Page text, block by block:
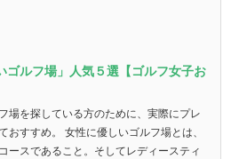
ゴルフ場」人気５選【ゴルフ女子お
場を探している方のために、実際にプレ
おすすめ。 女性に優しいゴルフ場とは、
ースであること。そしてレディースティ